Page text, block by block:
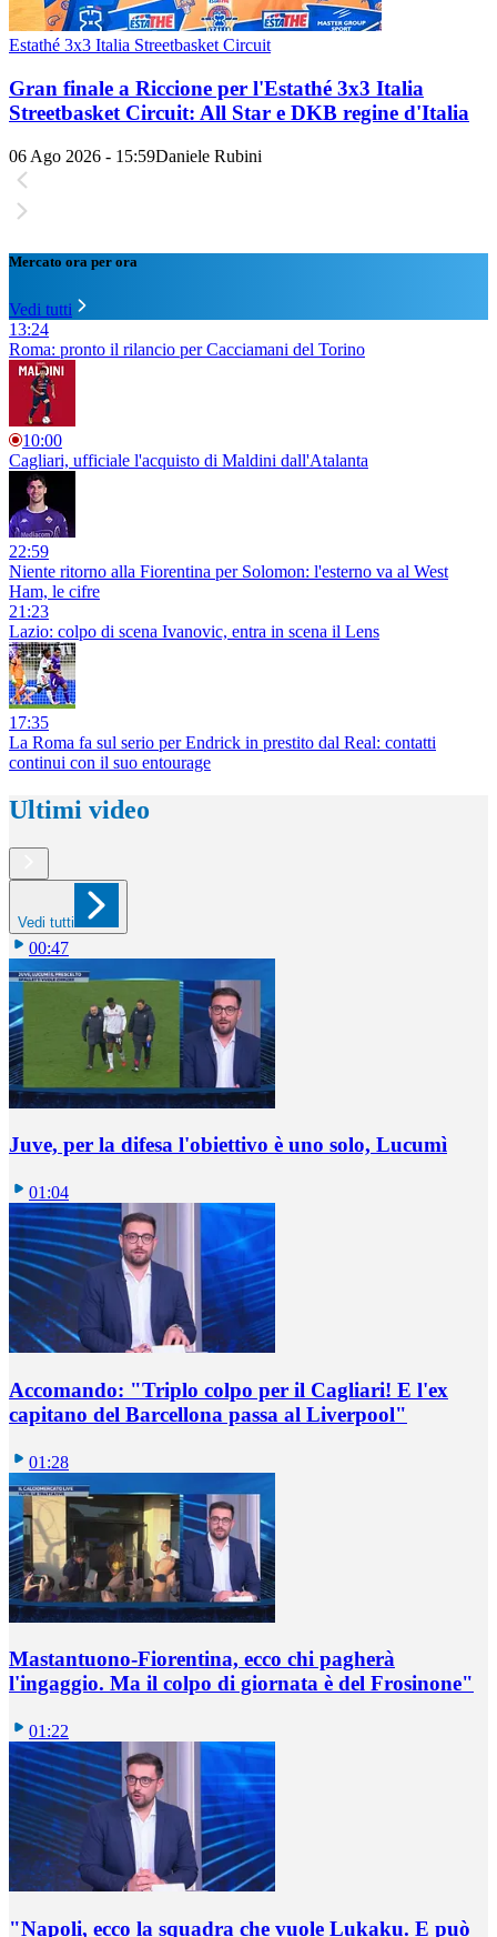
Estathé 3x3 Italia Streetbasket Circuit
Gran finale a Riccione per l'Estathé 3x3 Italia
Streetbasket Circuit: All Star e DKB regine d'Italia
06 Ago 2026 - 15:59Daniele Rubini
Mercato ora per ora
Vedi tutti
13:24
Roma: pronto il rilancio per Cacciamani del Torino
10:00
Cagliari, ufficiale l'acquisto di Maldini dall'Atalanta
22:59
Niente ritorno alla Fiorentina per Solomon: l'esterno va al West
Ham, le cifre
21:23
Lazio: colpo di scena Ivanovic, entra in scena il Lens
17:35
La Roma fa sul serio per Endrick in prestito dal Real: contatti
continui con il suo entourage
Ultimi video
Vedi tutti
00:47
Juve, per la difesa l'obiettivo è uno solo, Lucumì
01:04
Accomando: "Triplo colpo per il Cagliari! E l'ex
capitano del Barcellona passa al Liverpool"
01:28
Mastantuono-Fiorentina, ecco chi pagherà
l'ingaggio. Ma il colpo di giornata è del Frosinone"
01:22
"Napoli, ecco la squadra che vuole Lukaku. E può